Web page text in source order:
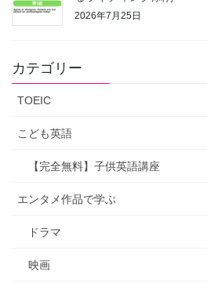
2026年7月25日
カテゴリー
TOEIC
こども英語
【完全無料】子供英語講座
エンタメ作品で学ぶ
ドラマ
映画